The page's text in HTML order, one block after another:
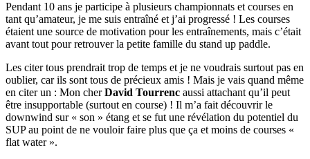
Pendant 10 ans je participe à plusieurs championnats et courses en
tant qu’amateur, je me suis entraîné et j’ai progressé ! Les courses
étaient une source de motivation pour les entraînements, mais c’était
avant tout pour retrouver la petite famille du stand up paddle.
Les citer tous prendrait trop de temps et je ne voudrais surtout pas en
oublier, car ils sont tous de précieux amis ! Mais je vais quand même
en citer un : Mon cherDavid Tourrenc aussi attachant qu’il peut
être insupportable (surtout en course) ! Il m’a fait découvrir le
downwind sur « son » étang et se fut une révélation du potentiel du
SUP au point de ne vouloir faire plus que ça et moins de courses «
flat water ».